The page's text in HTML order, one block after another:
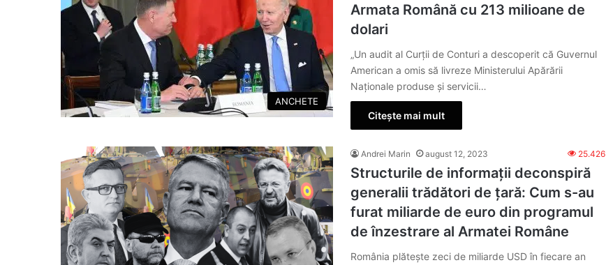
ANCHETE
Armata Română cu 213 milioane de
dolari
„Un audit al Curții de Conturi a descoperit că Guvernul
American a omis să livreze Ministerului Apărării
Naționale produse și servicii…
Citește mai mult
Andrei Marin august 12, 2023 25.426
Structurile de informații deconspiră
generalii trădători de țară: Cum s-au
furat miliarde de euro din programul
de înzestrare al Armatei Române
România plăteşte zeci de miliarde USD în fiecare an